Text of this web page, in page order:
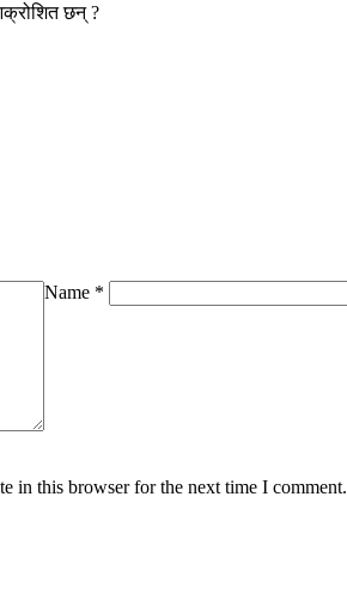
छन् ?
Name *
in this browser for the next time I comment.